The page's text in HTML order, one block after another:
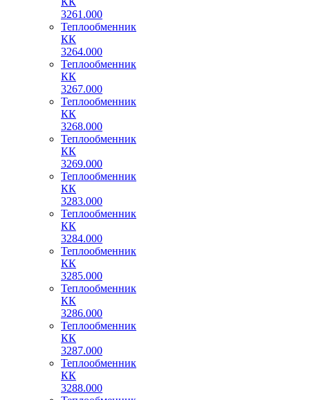
3261.000
Теплообменник
КК
3264.000
Теплообменник
КК
3267.000
Теплообменник
КК
3268.000
Теплообменник
КК
3269.000
Теплообменник
КК
3283.000
Теплообменник
КК
3284.000
Теплообменник
КК
3285.000
Теплообменник
КК
3286.000
Теплообменник
КК
3287.000
Теплообменник
КК
3288.000